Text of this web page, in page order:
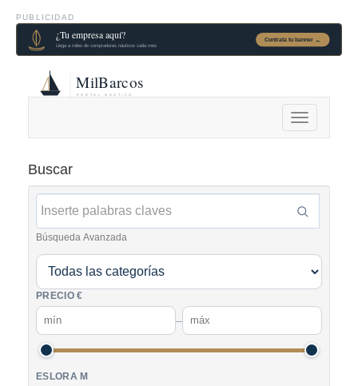
PUBLICIDAD
Alternar
navegación
Buscar
Búsqueda Avanzada
PRECIO €
–
ESLORA M